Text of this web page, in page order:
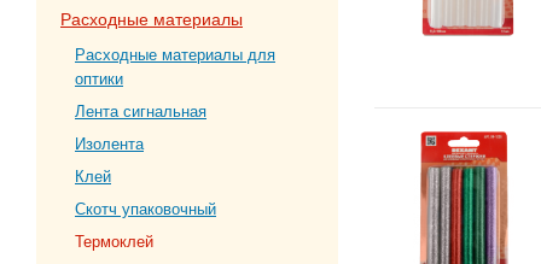
Расходные материалы
Расходные материалы для
оптики
Лента сигнальная
Изолента
Клей
Скотч упаковочный
Термоклей